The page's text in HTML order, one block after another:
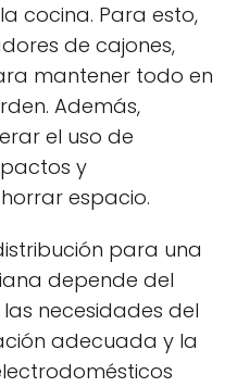
cocina. Para esto,
de cajones,
mantener todo en
Además,
el uso de
y
espacio.
para una
depende del
necesidades del
adecuada y la